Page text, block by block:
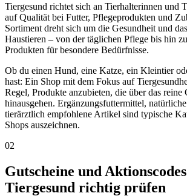
Tiergesund richtet sich an Tierhalterinnen und
auf Qualität bei Futter, Pflegeprodukten und
Sortiment dreht sich um die Gesundheit und
Haustieren – von der täglichen Pflege bis hin
Produkten für besondere Bedürfnisse.
Ob du einen Hund, eine Katze, ein Kleintier
hast: Ein Shop mit dem Fokus auf
Regel, Produkte anzubieten, die über das reine
hinausgehen. Ergänzungsfuttermittel,
tierärztlich empfohlene Artikel sind typische
Shops auszeichnen.
02
Gutscheine und
Tiergesund richtig prüfen